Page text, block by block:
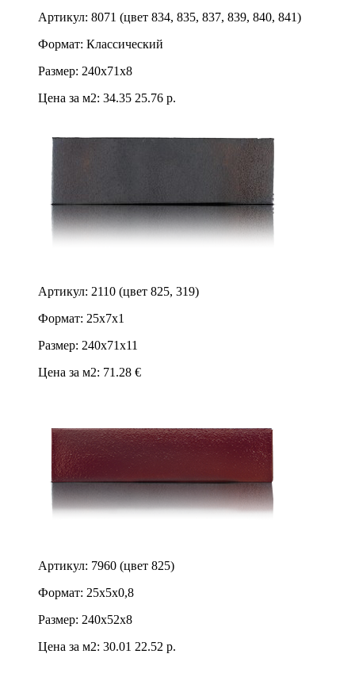
Артикул: 8071 (цвет 834, 835, 837, 839, 840, 841)
Формат: Классический
Размер: 240х71х8
Цена за м2: 34.35 25.76 р.
Артикул: 2110 (цвет 825, 319)
Формат: 25х7х1
Размер: 240х71х11
Цена за м2: 71.28 €
Артикул: 7960 (цвет 825)
Формат: 25х5х0,8
Размер: 240х52х8
Цена за м2: 30.01 22.52 р.